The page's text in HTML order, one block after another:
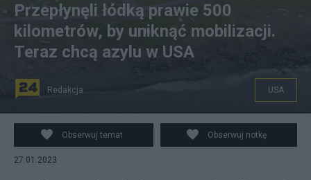
Dwóch Rosjan, którzy uciekli łódką z Czukotki na Alaskę,
poprosiło o Azyl w USA. (fot. Flickr)
Przepłynęli łódką prawie 500
kilometrów, by uniknąć mobilizacji.
Teraz chcą azylu w USA
Redakcja USA
Obserwuj temat Obserwuj notkę
27.01.2023